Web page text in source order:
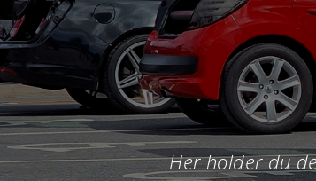
Her holder du